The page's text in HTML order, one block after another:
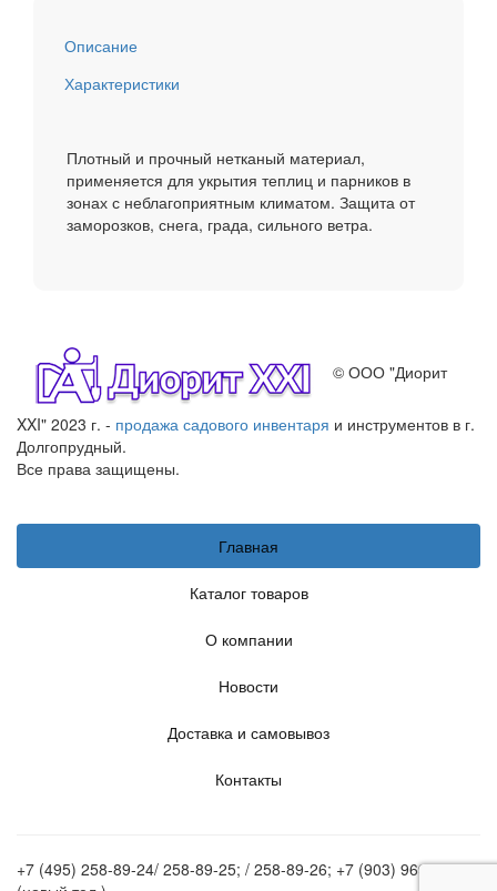
Описание
Характеристики
Плотный и прочный нетканый материал,
применяется для укрытия теплиц и парников в
зонах с неблагоприятным климатом. Защита от
заморозков, снега, града, сильного ветра.
© ООО "Диорит
XXI" 2023 г. - продажа садового инвентаря и инструментов в г.
Долгопрудный.
Все права защищены.
Главная
Каталог товаров
О компании
Новости
Доставка и самовывоз
Контакты
+7 (495) 258-89-24/ 258-89-25; / 258-89-26; +7 (903) 969-62-20